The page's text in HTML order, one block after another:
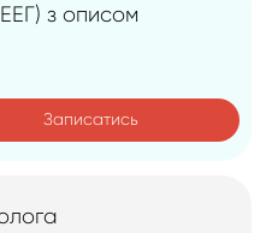
з описом
Записатись